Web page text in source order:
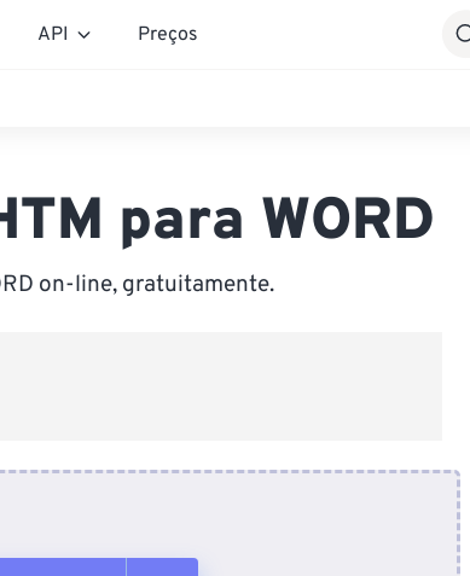
API Preços
para WORD
on-line, gratuitamente.